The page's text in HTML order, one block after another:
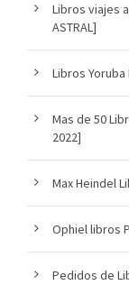
Libros viajes
ASTRAL]
Libros Yoruba
Mas de 50
2022]
Max Heindel
Ophiel libros
Pedidos de